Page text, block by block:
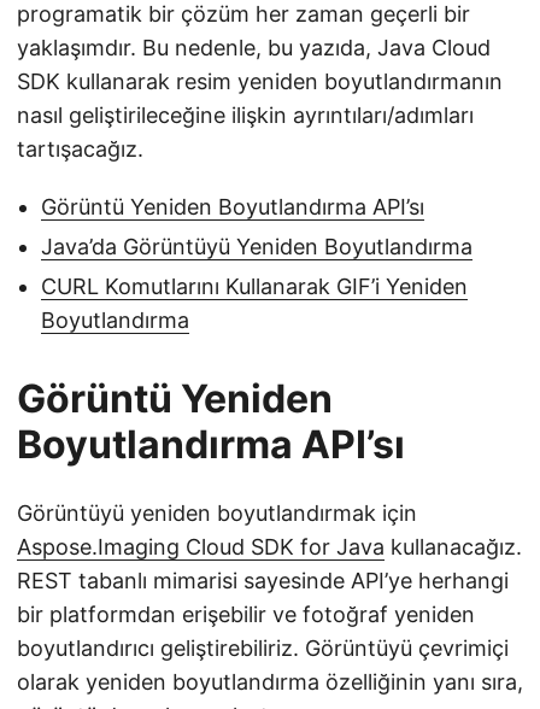
programatik bir çözüm her zaman geçerli bir
yaklaşımdır. Bu nedenle, bu yazıda, Java Cloud
SDK kullanarak resim yeniden boyutlandırmanın
nasıl geliştirileceğine ilişkin ayrıntıları/adımları
tartışacağız.
Görüntü Yeniden Boyutlandırma API’sı
Java’da Görüntüyü Yeniden Boyutlandırma
CURL Komutlarını Kullanarak GIF’i Yeniden
Boyutlandırma
Görüntü Yeniden
Boyutlandırma API’sı
Görüntüyü yeniden boyutlandırmak için
Aspose.Imaging Cloud SDK for Java kullanacağız.
REST tabanlı mimarisi sayesinde API’ye herhangi
bir platformdan erişebilir ve fotoğraf yeniden
boyutlandırıcı geliştirebiliriz. Görüntüyü çevrimiçi
olarak yeniden boyutlandırma özelliğinin yanı sıra,